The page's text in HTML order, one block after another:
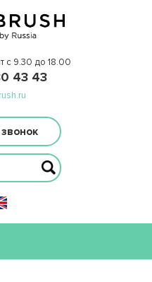
с 9.30 до 18.00
43 43